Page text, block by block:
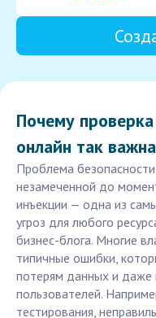
Почему
онлайн так важна
Проблема
незамеченной до
инъекции — одна из
угроз для любого
бизнес-блога. Многие
типичные ошибки,
потерям данных и даже
пользователей.
тестирования,